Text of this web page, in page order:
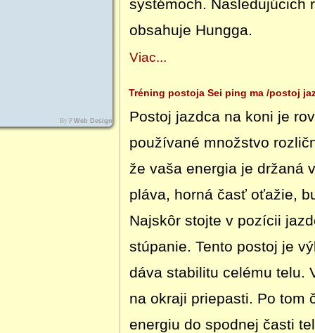
By P Web Design
systémoch. Nasledujúcich
obsahuje Hungga.
Viac...
Tréning postoja Sei ping ma /postoj
Postoj jazdca na koni je
používané množstvo
že vaša energia je držaná
pláva, horná časť oťažie,
Najskôr stojte v pozícii
stúpanie. Tento postoj je
dáva stabilitu celému telu.
na okraji priepasti. Po tom
energiu do spodnej časti